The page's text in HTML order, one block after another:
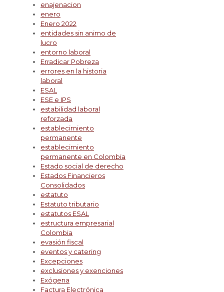
enajenacion
enero
Enero 2022
entidades sin animo de
lucro
entorno laboral
Erradicar Pobreza
errores en la historia
laboral
ESAL
ESE e IPS
estabilidad laboral
reforzada
establecimiento
permanente
establecimiento
permanente en Colombia
Estado social de derecho
Estados Financieros
Consolidados
estatuto
Estatuto tributario
estatutos ESAL
estructura empresarial
Colombia
evasión fiscal
eventos y catering
Excepciones
exclusiones y exenciones
Exógena
Factura Electrónica